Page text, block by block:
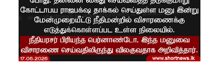
போதைப்
பொருள்
முயன்ற